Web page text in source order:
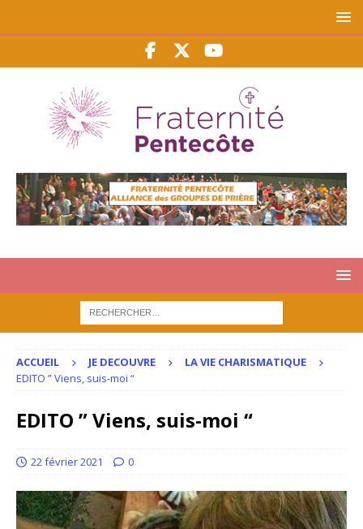
ACCUEIL JE DECOUVRE
LA VIE CHARISMATIQUE
EDITO ” Viens, suis-moi “
EDITO ” Viens, suis-moi “
22 février 2021 0